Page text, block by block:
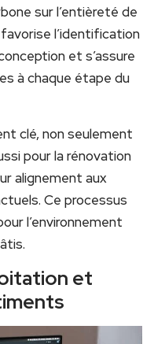
sur l’entièreté de
l’identification
et s’assure
à chaque étape du
clé, non seulement
pour la rénovation
alignement aux
Ce processus
l’environnement
et